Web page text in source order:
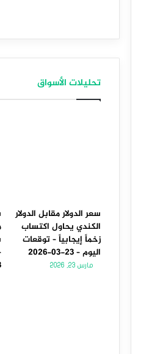
تحليلات الأسواق
سعر الدولار مقابل الدولار
الكندي يحاول اكتساب
زخماً إيجابياً – توقعات
اليوم – 23-03-2026
مارس 23, 2026